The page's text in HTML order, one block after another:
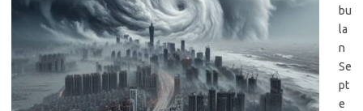
bu
la
n
Se
pt
e